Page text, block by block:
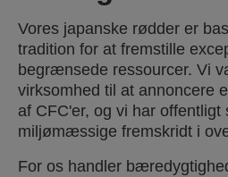
Vores japanske rødder er
tradition for at fremstille
begrænsede ressourcer. Vi
virksomhed til at annoncere
af CFC'er, og vi har offentligt
miljømæssige fremskridt i
For os handler